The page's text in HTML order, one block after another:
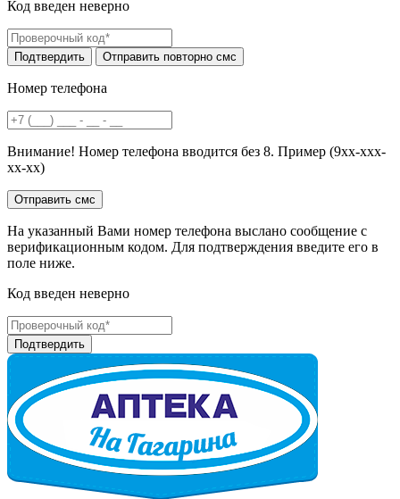
Код введен неверно
Номер телефона
Внимание! Номер телефона вводится без 8. Пример (9хх-ххх-
хх-хх)
На указанный Вами номер телефона выслано сообщение с
верификационным кодом. Для подтверждения введите его в
поле ниже.
Код введен неверно